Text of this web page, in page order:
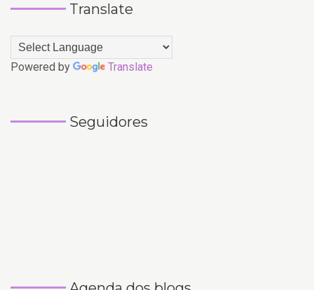
Translate
Powered by Translate
Seguidores